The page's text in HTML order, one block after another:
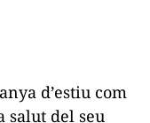
d’estiu com
salut del seu